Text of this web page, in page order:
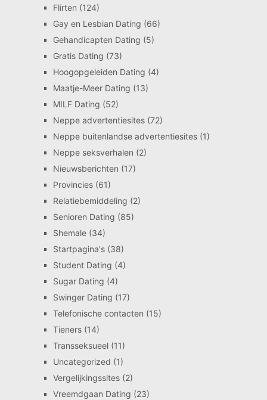
Flirten (124)
Gay en Lesbian Dating (66)
Gehandicapten Dating (5)
Gratis Dating (73)
Hoogopgeleiden Dating (4)
Maatje-Meer Dating (13)
MILF Dating (52)
Neppe advertentiesites(72)
Neppe buitenlandse advertentiesites(1)
Neppe seksverhalen (2)
Nieuwsberichten (17)
Provincies(61)
Relatiebemiddeling (2)
Senioren Dating (85)
Shemale(34)
Startpagina's(38)
Student Dating (4)
Sugar Dating (4)
Swinger Dating (17)
Telefonische contacten (15)
Tieners(14)
Transseksueel(11)
Uncategorized (1)
Vergelijkingssites(2)
Vreemdgaan Dating (23)